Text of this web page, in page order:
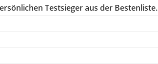
Testsieger aus der Bestenliste.